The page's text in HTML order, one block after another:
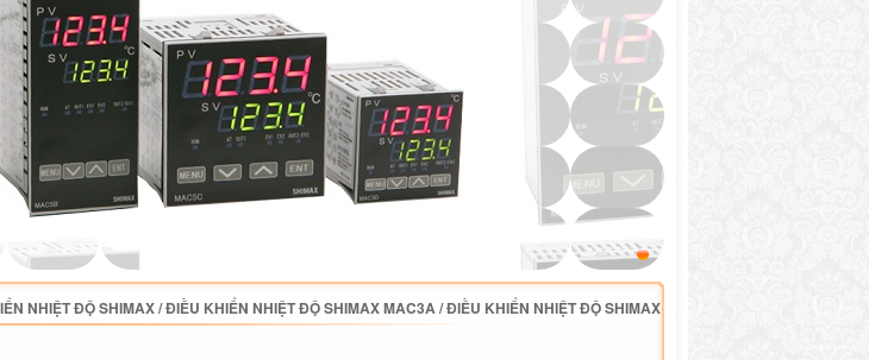
NHIỆT ĐỘ SHIMAX/ĐIỀU KHIỂN NHIỆT ĐỘ SHIMAX MAC3A/ĐIỀU KHIỂN NHIỆT ĐỘ SHIMAX